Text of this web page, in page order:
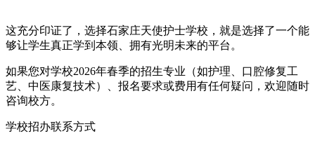
这充分印证了，选择石家庄天使护士学校，就是选择了一个能
够让学生真正学到本领、拥有光明未来的平台。
如果您对学校2026年春季的招生专业（如护理、口腔修复工
艺、中医康复技术）、报名要求或费用有任何疑问，欢迎随时
咨询校方。
学校招办联系方式